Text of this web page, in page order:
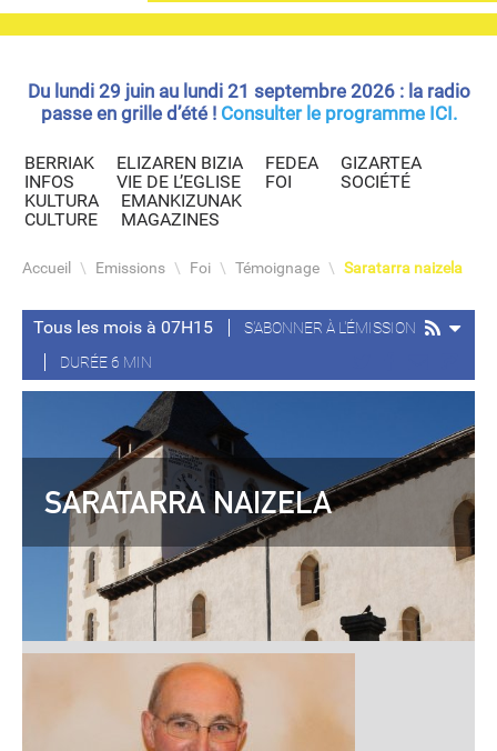
Du lundi 29 juin au lundi 21 septembre 2026 : la radio
passe en grille d’été ! Consulter le programme ICI.
BERRIAK
INFOS
ELIZAREN BIZIA
VIE DE L’EGLISE
FEDEA
FOI
GIZARTEA
SOCIÉTÉ
KULTURA
CULTURE
EMANKIZUNAK
MAGAZINES
Accueil \ Emissions \ Foi \ Témoignage \ Saratarra naizela
Tous les mois à 07H15
S'ABONNER À L'ÉMISSION
DURÉE 6 MIN
SARATARRA NAIZELA